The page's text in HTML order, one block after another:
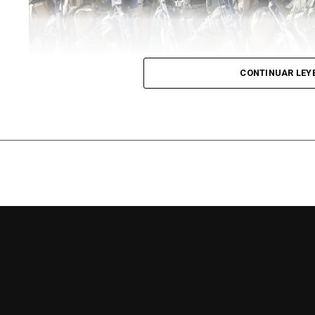
El Ejército Argentino busca llenar vacantes en la provincia
CONTINUAR